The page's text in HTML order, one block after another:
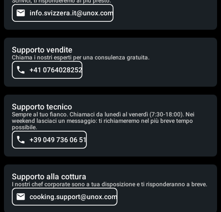
info.svizzera.it@unox.com
Supporto vendite
Chiama i nostri esperti per una consulenza gratuita.
+41 0764028252
Supporto tecnico
Sempre al tuo fianco. Chiamaci da lunedì al venerdì (7:30-18:00). Nei
weekend lasciaci un messaggio: ti richiameremo nel più breve tempo
possibile.
+39 049 736 06 51
Supporto alla cottura
I nostri chef corporate sono a tua disposizione e ti risponderanno a breve.
cooking.support@unox.com